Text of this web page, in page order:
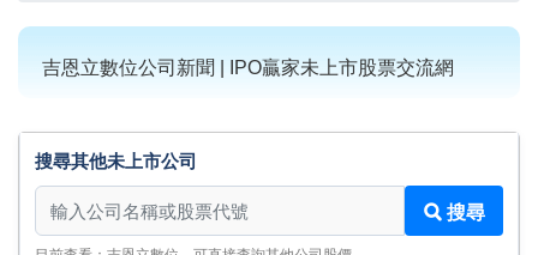
吉恩立數位公司新聞 | IPO贏家未上市股票交流網
搜尋其他未上市公司
搜尋其他未上市公司
搜尋